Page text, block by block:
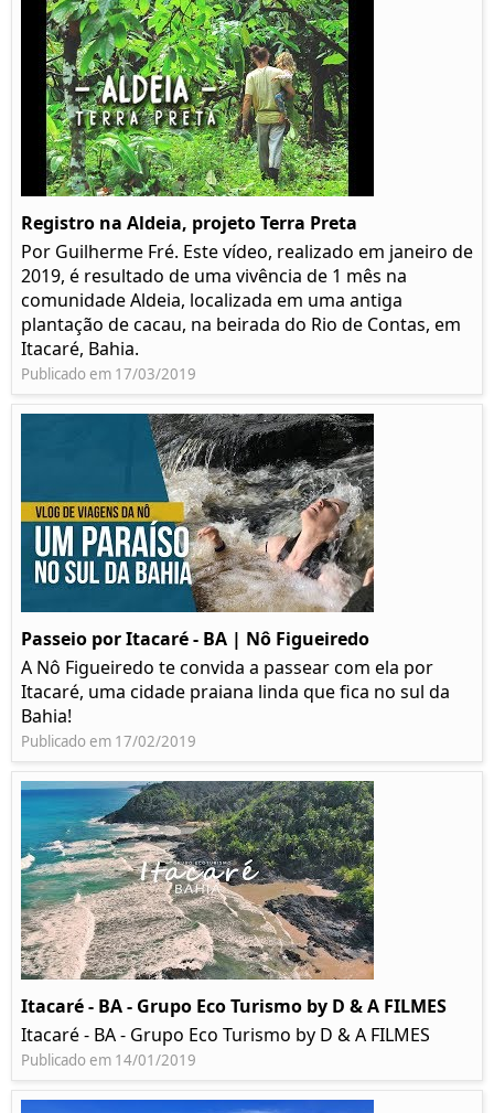
Registro na Aldeia, projeto Terra Preta
Por Guilherme Fré. Este vídeo, realizado em janeiro de
2019, é resultado de uma vivência de 1 mês na
comunidade Aldeia, localizada em uma antiga
plantação de cacau, na beirada do Rio de Contas, em
Itacaré, Bahia.
Publicado em 17/03/2019
Passeio por Itacaré - BA | Nô Figueiredo
A Nô Figueiredo te convida a passear com ela por
Itacaré, uma cidade praiana linda que fica no sul da
Bahia!
Publicado em 17/02/2019
Itacaré - BA - Grupo Eco Turismo by D & A FILMES
Itacaré - BA - Grupo Eco Turismo by D & A FILMES
Publicado em 14/01/2019